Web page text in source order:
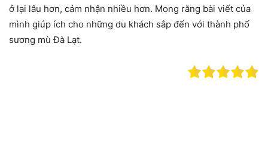
ở lại lâu hơn, cảm nhận nhiều hơn. Mong rằng bài viết của
mình giúp ích cho những du khách sắp đến với thành phố
sương mù Đà Lạt.